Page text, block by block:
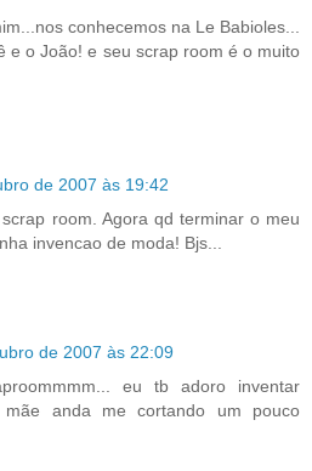
conhecemos na Le Babioles...
e o João! e seu scrap room é o muito
de 2007 às 19:42
room. Agora qd terminar o meu
invencao de moda! Bjs...
de 2007 às 22:09
eu tb adoro inventar
anda me cortando um pouco